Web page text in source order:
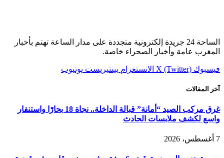
الساحة 24 جريدة إلكترونية متجددة على مدار الساعة تهتم بأخبار
المغرب عامة وأخبار الصحراء خاصة.
فيسبوك X (Twitter) الانستغرام بينتيريست يوتيوب
آخر المقالات
غرق مركب الصيد “أمانة” قبالة الداخلة.. نجاة 18 بحارًا واستنفار
واسع لكشف ملابسات الحادث
7 أغسطس، 2026